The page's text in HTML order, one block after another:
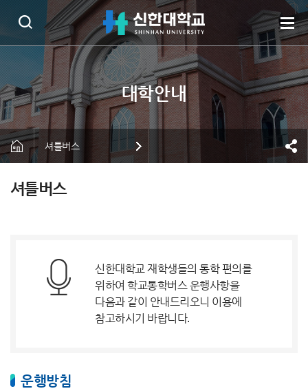
셔틀버스
셔틀버스
신한대학교 재학생들의 통학 편의를
위하여 학교통학버스 운행사항을
다음과 같이 안내드리오니 이용에
참고하시기 바랍니다.
운행방침